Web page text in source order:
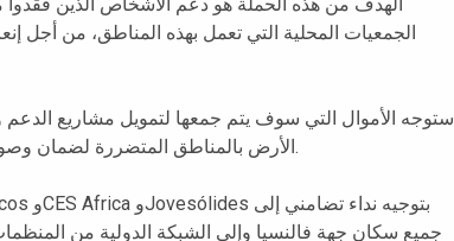
الجمعيات المحلية التي تعمل بهذه المناطق، من أجل
ستوجه الأموال التي سوف يتم جمعها لتمويل مشاريع الدعم
الأرض بالمناطق المتضررة لضمان وصول المساعدات إلى من هم في أمس الحاجة إليها.
جميع سكان جهة فالنسيا وإلى الشبكة الدولية من